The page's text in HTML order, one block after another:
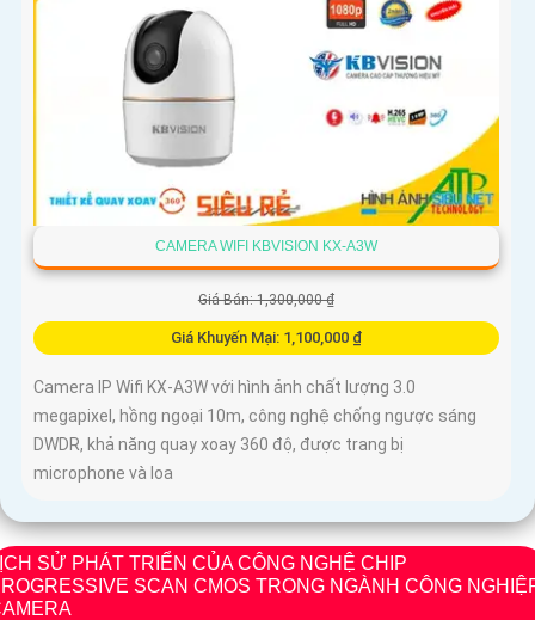
CAMERA WIFI KBVISION KX-A3W
Giá Bán: 1,300,000 ₫
Giá Khuyến Mại: 1,100,000 ₫
Camera IP Wifi KX-A3W với hình ảnh chất lượng 3.0
megapixel, hồng ngoại 10m, công nghệ chống ngược sáng
DWDR, khả năng quay xoay 360 độ, được trang bị
microphone và loa
SỬ PHÁT TRIỂN CỦA CÔNG NGHỆ CHIP
SCAN CMOS TRONG NGÀNH CÔNG